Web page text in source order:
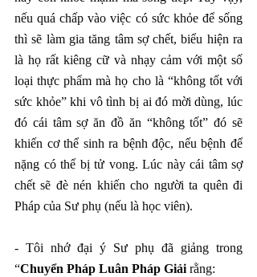
nếu quá chấp vào việc có sức khỏe để sống
thì sẽ làm gia tăng tâm sợ chết, biểu hiện ra
là họ rất kiêng cữ và nhạy cảm với một số
loại thực phẩm mà họ cho là “không tốt với
sức khỏe” khi vô tình bị ai đó mời dùng, lúc
đó cái tâm sợ ăn đồ ăn “không tốt” đó sẽ
khiến cơ thể sinh ra bệnh độc, nếu bệnh để
nặng có thể bị tử vong. Lúc này cái tâm sợ
chết sẽ đè nén khiến cho người ta quên đi
Pháp của Sư phụ (nếu là học viên).
- Tôi nhớ đại ý Sư phụ đã giảng trong
“Chuyển Pháp Luân Pháp Giải rằng: